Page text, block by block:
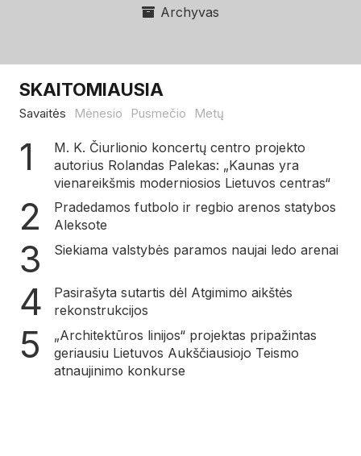
Archyvas
SKAITOMIAUSIA
Savaitės Mėnesio Pusmečio Metų
M. K. Čiurlionio koncertų centro projekto
autorius Rolandas Palekas: „Kaunas yra
vienareikšmis moderniosios Lietuvos centras“
Pradedamos futbolo ir regbio arenos statybos
Aleksote
Siekiama valstybės paramos naujai ledo arenai
Pasirašyta sutartis dėl Atgimimo aikštės
rekonstrukcijos
„Architektūros linijos“ projektas pripažintas
geriausiu Lietuvos Aukščiausiojo Teismo
atnaujinimo konkurse